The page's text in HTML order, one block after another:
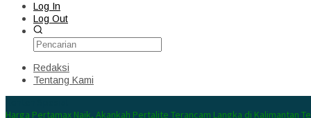
Log In
Log Out
Redaksi
Tentang Kami
Harga Pertamax Naik, Akankah Pertalite Terancam Langka di Kalimantan